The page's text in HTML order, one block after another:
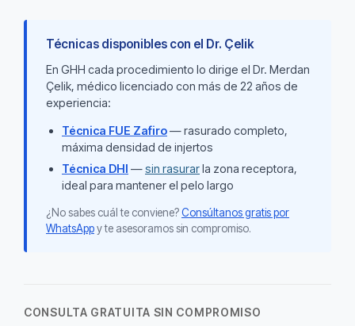
Técnicas disponibles con el Dr. Çelik
En GHH cada procedimiento lo dirige el Dr. Merdan
Çelik, médico licenciado con más de 22 años de
experiencia:
Técnica FUE Zafiro— rasurado completo,
máxima densidad de injertos
Técnica DHI —sin rasurarla zona receptora,
ideal para mantener el pelo largo
¿No sabes cuál te conviene?Consúltanos gratis por
WhatsAppy te asesoramos sin compromiso.
CONSULTA GRATUITA SIN COMPROMISO